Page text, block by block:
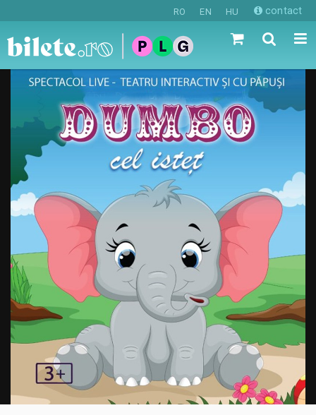
RO EN HU contact